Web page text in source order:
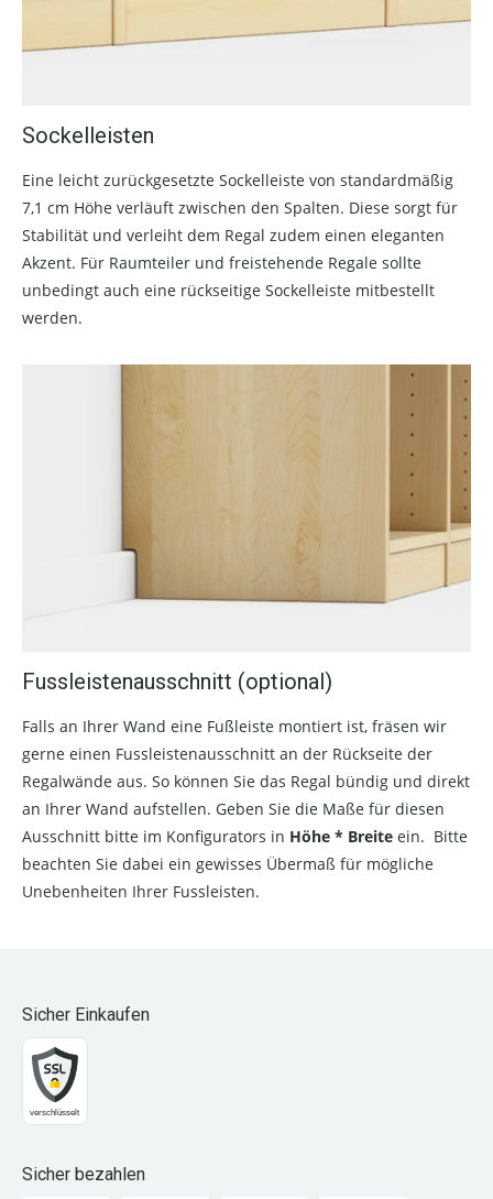
Sockelleisten
Eine leicht zurückgesetzte Sockelleiste von standardmäßig
7,1 cm Höhe verläuft zwischen den Spalten. Diese sorgt für
Stabilität und verleiht dem Regal zudem einen eleganten
Akzent. Für Raumteiler und freistehende Regale sollte
unbedingt auch eine rückseitige Sockelleiste mitbestellt
werden.
Fussleistenausschnitt (optional)
Falls an Ihrer Wand eine Fußleiste montiert ist, fräsen wir
gerne einen Fussleistenausschnitt an der Rückseite der
Regalwände aus. So können Sie das Regal bündig und direkt
an Ihrer Wand aufstellen. Geben Sie die Maße für diesen
Ausschnitt bitte im Konfigurators in Höhe * Breite ein. Bitte
beachten Sie dabei ein gewisses Übermaß für mögliche
Unebenheiten Ihrer Fussleisten.
Sicher Einkaufen
Sicher bezahlen